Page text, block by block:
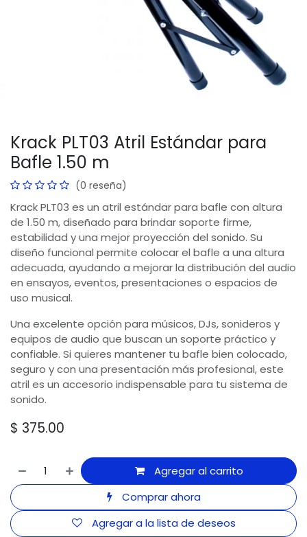
Krack PLT03 Atril Estándar para
Bafle 1.50 m
(0 reseña)
Krack PLT03 es un atril estándar para bafle con altura
de 1.50 m, diseñado para brindar soporte firme,
estabilidad y una mejor proyección del sonido. Su
diseño funcional permite colocar el bafle a una altura
adecuada, ayudando a mejorar la distribución del audio
en ensayos, eventos, presentaciones o espacios de
uso musical.
Una excelente opción para músicos, DJs, sonideros y
equipos de audio que buscan un soporte práctico y
confiable. Si quieres mantener tu bafle bien colocado,
seguro y con una presentación más profesional, este
atril es un accesorio indispensable para tu sistema de
sonido.
$ 375.00
Agregar al carrito
Comprar ahora
Agregar a la lista de deseos